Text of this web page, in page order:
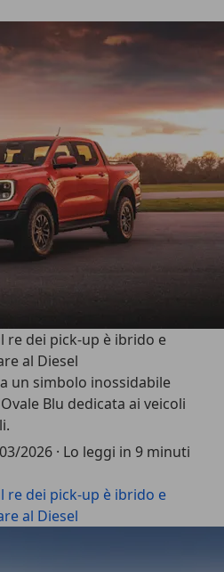
re dei pick-up è ibrido e
al Diesel
un simbolo inossidabile
Blu dedicata ai veicoli
2026 · Lo leggi in 9 minuti
re dei pick-up è ibrido e
al Diesel